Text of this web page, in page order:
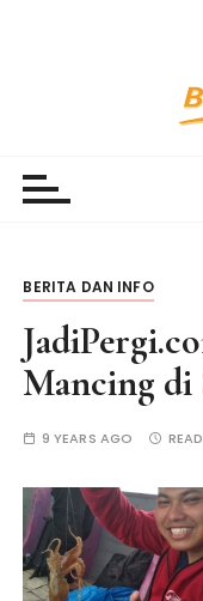
BERITA DAN INFO
Mancing di
9 YEARS AGO